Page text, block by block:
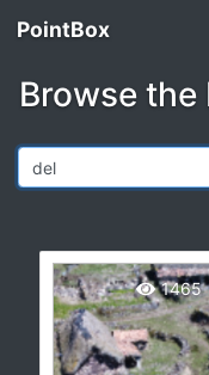
PointBox
Browse
1465